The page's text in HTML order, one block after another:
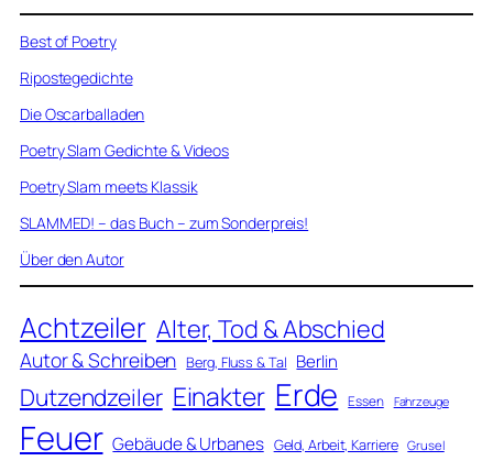
Best of Poetry
Ripostegedichte
Die Oscarballaden
Poetry Slam Gedichte & Videos
Poetry Slam meets Klassik
SLAMMED! – das Buch – zum Sonderpreis!
Über den Autor
Achtzeiler Alter, Tod & Abschied
Autor & Schreiben Berg, Fluss & Tal Berlin
Dutzendzeiler Einakter Erde Essen Fahrzeuge
Feuer Gebäude & Urbanes Geld, Arbeit, Karriere Grusel